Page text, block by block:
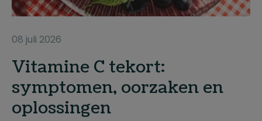
08 juli 2026
Vitamine C tekort:
symptomen, oorzaken en
oplossingen